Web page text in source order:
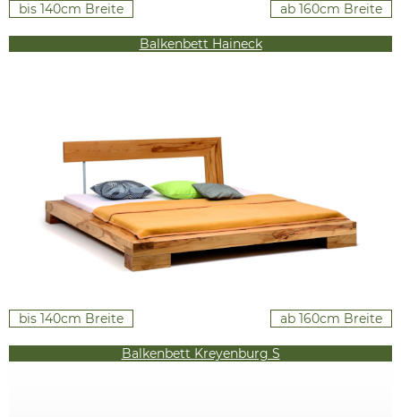
bis 140cm Breite ab 160cm Breite
Balkenbett Haineck
bis 140cm Breite ab 160cm Breite
Balkenbett Kreyenburg S